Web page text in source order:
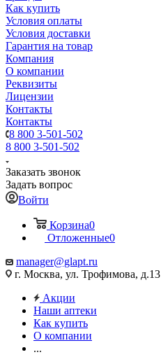
Как купить
Условия оплаты
Условия доставки
Гарантия на товар
Компания
О компании
Реквизиты
Лицензии
Контакты
Контакты
8 800 3-501-502
8 800 3-501-502
Заказать звонок
Задать вопрос
Войти
Корзина0
Отложенные0
manager@glapt.ru
г. Москва, ул. Трофимова, д.13
Акции
Наши аптеки
Как купить
О компании
...